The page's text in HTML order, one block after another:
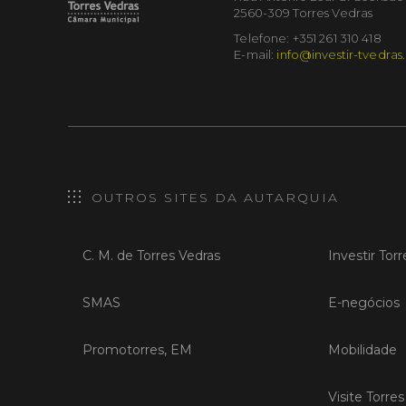
2560-309 Torres Vedras
Telefone: +351 261 310 418
E-mail: info@investir-
OUTROS SITES DA AUTARQUIA
C. M. de Torres Vedras
SMAS
Promotorres, EM
Investir
E-negócios
Mobilidade
Visite